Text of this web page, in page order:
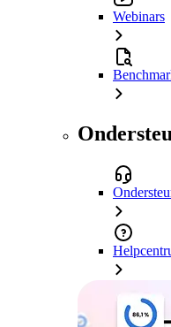
Webinars